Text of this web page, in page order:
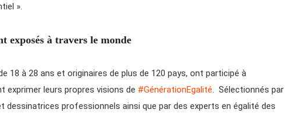
».
exposés à travers le monde
18 à 28 ans et originaires de plus de 120 pays, ont participé à
exprimer leurs propres visions de #GénérationEgalité. Sélectionnés par
dessinatrices professionnels ainsi que par des experts en égalité des